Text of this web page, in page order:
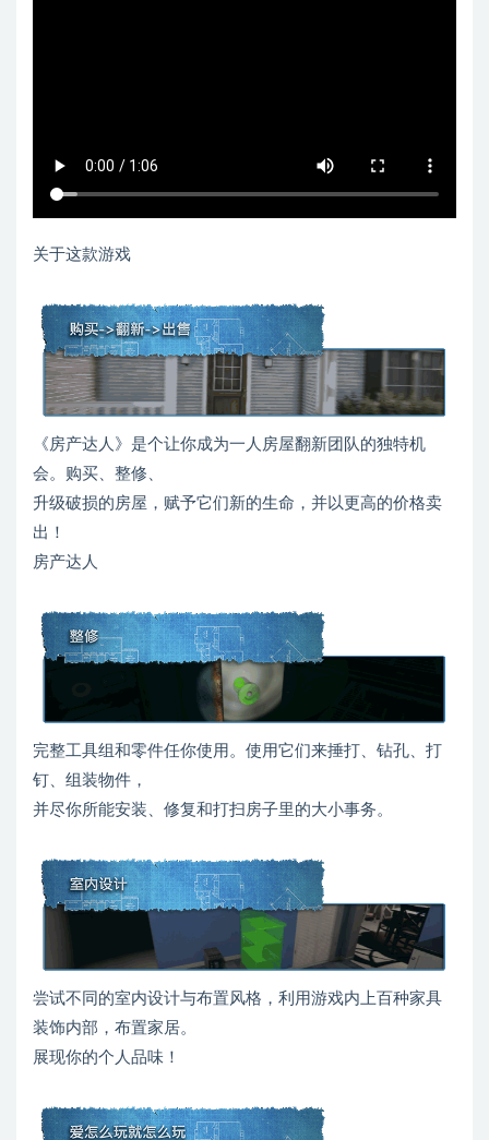
关于这款游戏
《房产达人》是个让你成为一人房屋翻新团队的独特机
会。购买、整修、
升级破损的房屋，赋予它们新的生命，并以更高的价格卖
出！
房产达人
完整工具组和零件任你使用。使用它们来捶打、钻孔、打
钉、组装物件，
并尽你所能安装、修复和打扫房子里的大小事务。
尝试不同的室内设计与布置风格，利用游戏内上百种家具
装饰内部，布置家居。
展现你的个人品味！